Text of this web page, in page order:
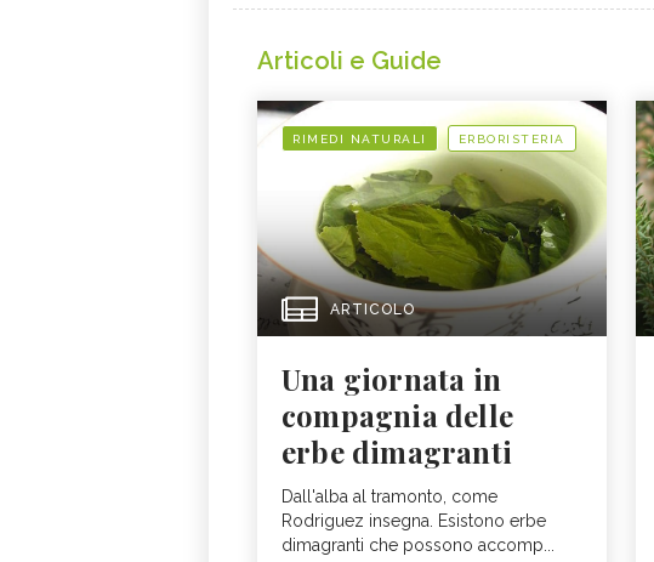
Articoli e Guide
RIMEDI NATURALI ERBORISTERIA
ARTICOLO
Una giornata in
compagnia delle
erbe dimagranti
Dall'alba al tramonto, come
Rodriguez insegna. Esistono erbe
dimagranti che possono accomp...